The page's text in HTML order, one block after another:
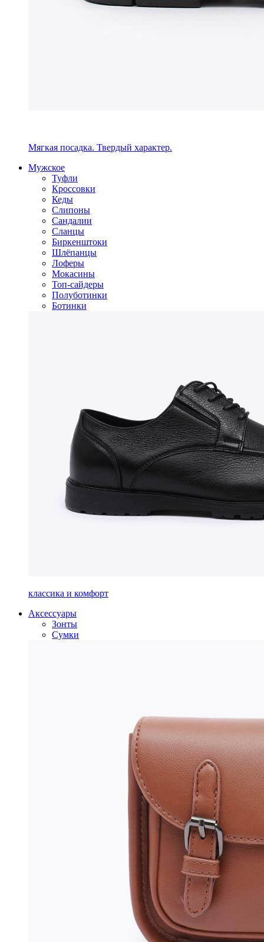
Мягкая посадка. Твердый характер.
Мужское
Туфли
Кроссовки
Кеды
Слипоны
Сандалии
Сланцы
Биркенштоки
Шлёпанцы
Лоферы
Мокасины
Топ-сайдеры
Полуботинки
Ботинки
классика и комфорт
Аксессуары
Зонты
Сумки